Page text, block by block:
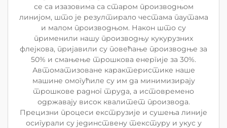
се са изазовима са старом производњом
линијом, што је резултирало честама паутама
и малом производњом. Након што су
применили нашу производњу кукурузних
флејкова, пријавили су повећање производње за
50% и смањење трошкова енергије за 30%.
Автоматизоване карактеристике наше
машине омогућиле су им да минимизирају
трошкове радног труда, а истовремено
одржавају висок квалитет производа.
Прецизни процеси екструзије и сушења линије
осигурали су јединствену текстуру и укус у